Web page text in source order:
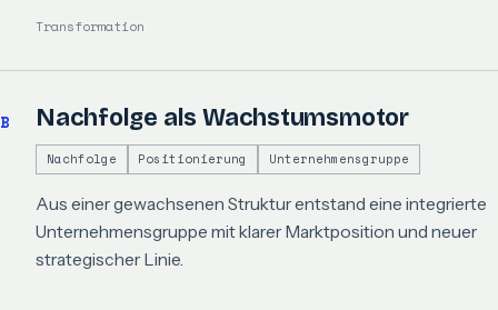
Transformation
B Nachfolge als Wachstumsmotor
Nachfolge Positionierung Unternehmensgruppe
Aus einer gewachsenen Struktur entstand eine integrierte
Unternehmensgruppe mit klarer Marktposition und neuer
strategischer Linie.